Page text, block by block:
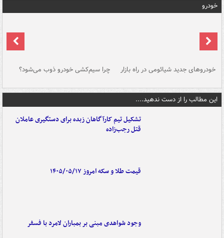
خودرو
خودروهای جدید شیائومی در راه بازار چرا سیم‌کشی خودرو ذوب می‌شود؟
این مطالب را از دست ندهید....
تشکیل تیم کارآگاهان زبده برای دستگیری عاملان
قتل رجب‌زاده
قیمت طلا و سکه امروز ۱۴۰۵/۰۵/۱۷
وجود شواهدی مبنی بر بمباران لامرد با فسفر